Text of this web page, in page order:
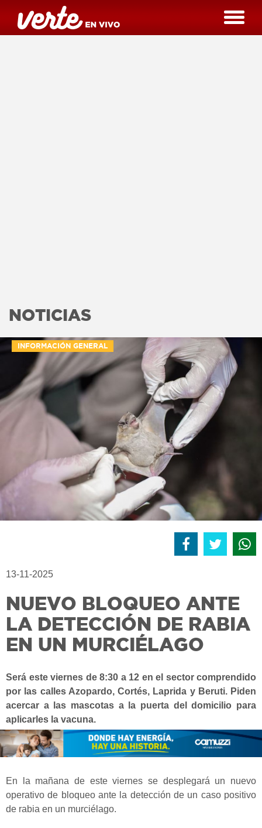
NOTICIAS
INFORMACIÓN GENERAL
13-11-2025
NUEVO BLOQUEO ANTE
LA DETECCIÓN DE RABIA
EN UN MURCIÉLAGO
Será este viernes de 8:30 a 12 en el sector comprendido
por las calles Azopardo, Cortés, Laprida y Beruti. Piden
acercar a las mascotas a la puerta del domicilio para
aplicarles la vacuna.
En la mañana de este viernes se desplegará un nuevo
operativo de bloqueo ante la detección de un caso positivo
de rabia en un murciélago.